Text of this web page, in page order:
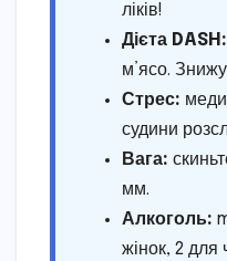
ліків!
Дієта DASH:
м’ясо.
Стрес:
судини
Вага:
мм.
Алкоголь:
жінок, 2 для